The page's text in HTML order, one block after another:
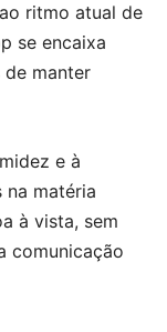
ritmo atual de
se encaixa
de manter
e à
na matéria
à vista, sem
comunicação